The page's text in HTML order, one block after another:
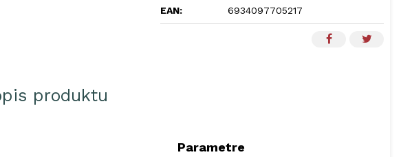
EAN: 6934097705217
produktu
Parametre